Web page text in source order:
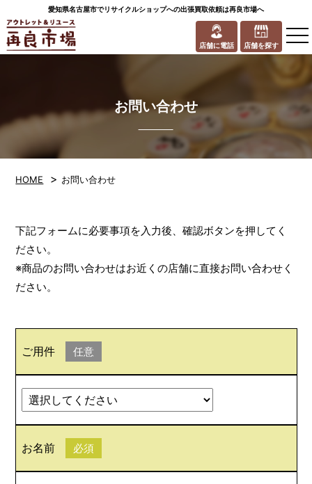
愛知県名古屋市でリサイクルショップへの出張買取依頼は再良市場へ
店舗に電話 店舗を探す
お問い合わせ
HOME > お問い合わせ
下記フォームに必要事項を入力後、確認ボタンを押してく
ださい。
※商品のお問い合わせはお近くの店舗に直接お問い合わせく
ださい。
ご用件 任意
お名前 必須